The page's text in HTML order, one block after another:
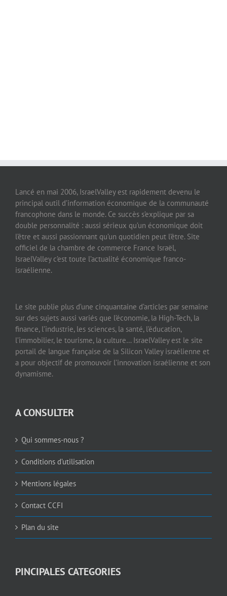
Lancé en mai 2006, IsraelValley est rapidement devenu le
principal outil d’information économique de la communauté
francophone dans le monde. Ce succès s’explique par sa
double personnalité : aussi sérieux qu’un économique doit
l’être et aussi passionnant qu’un quotidien peut l’être. Site
officiel de la chambre de commerce France Israël,
IsraelValley c’est toute l’actualité économique franco-
israélienne.
Le site publie plus d’une cinquantaine d’articles par semaine
sur des sujets aussi variés que l’économie, la High-Tech, la
finance, l’industrie, les sciences, la santé, l’éducation,
l’immobilier, le tourisme, la culture… IsraelValley est le site
portail de langue française de la Silicon Valley israélienne et
a pour objectif de promouvoir l’innovation israélienne et son
dynamisme.
A CONSULTER
Qui sommes-nous ?
Conditions d’utilisation
Mentions légales
Contact CCFI
Plan du site
PINCIPALES CATEGORIES